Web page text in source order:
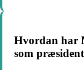
Hvordan har
som